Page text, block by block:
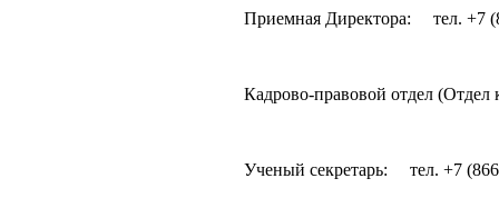
Приемная Директора: тел. +7
Кадрово-правовой отдел
Ученый секретарь: тел. +7